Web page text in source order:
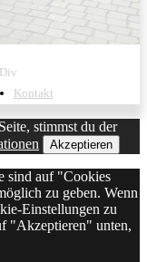
Kontakt
stimmst du der
Akzeptieren
sind auf "Cookies
zu geben. Wenn
Einstellungen zu
"Akzeptieren" unten,